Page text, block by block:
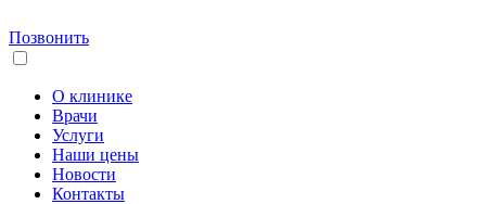
Позвонить
О клинике
Врачи
Услуги
Наши цены
Новости
Контакты